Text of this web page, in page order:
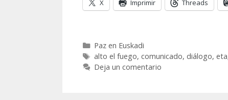
X Imprimir Threads
Categorías
Paz en Euskadi
Etiquetas
alto el fuego, comunicado, diálogo, eta
Deja un comentario